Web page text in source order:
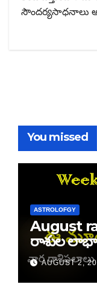
సౌందర్యసాధనాలు
You missed
ASTROLOFGY
August
రాశుల
రాశి ఫలాలు
AUGUST 2,